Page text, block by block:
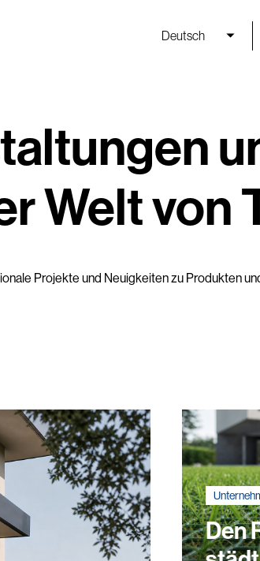
Deutsch
Welt von
Projekte und Neuigkeiten zu Produkten
Den